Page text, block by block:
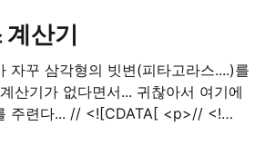
계산기
자꾸 삼각형의 빗변(피타고라스....)를
없다면서... 귀찮아서 여기에
<p>// <!